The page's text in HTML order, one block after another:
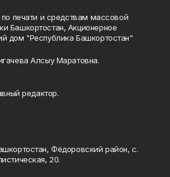
по печати и средствам массовой
Башкортостан, Акционерное
дом "Республика Башкортостан"
Алсыу Маратовна.
редактор.
Фёдоровский район, с.
20.